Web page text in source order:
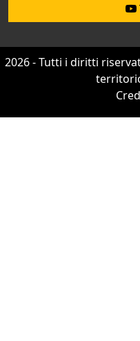
2026 - Tutti i diritti